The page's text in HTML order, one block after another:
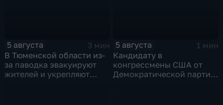
5 августа
3 мин
В Тюменской области из-
за паводка эвакуируют
жителей и укрепляют
5 августа
1 мин
Кандидату в
конгрессмены США от
Демократической партии